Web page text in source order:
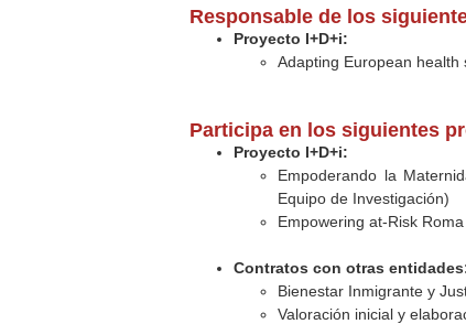
Responsable de los
Proyecto I+D+i:
Adapting European health
Participa en los siguientes
Proyecto I+D+i:
Empoderando la
Equipo de Investigación)
Empowering at-Risk
Contratos con otras
Bienestar Inmigrante y
Valoración inicial y